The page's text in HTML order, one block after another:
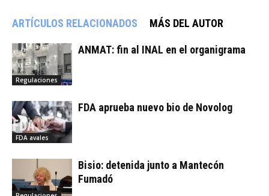
ARTÍCULOS RELACIONADOS MÁS DEL AUTOR
Regulaciones
ANMAT: fin al INAL en el organigrama
FDA avales
FDA aprueba nuevo bio de Novolog
Bisio: detenida junto a Mantecón
Fumadó